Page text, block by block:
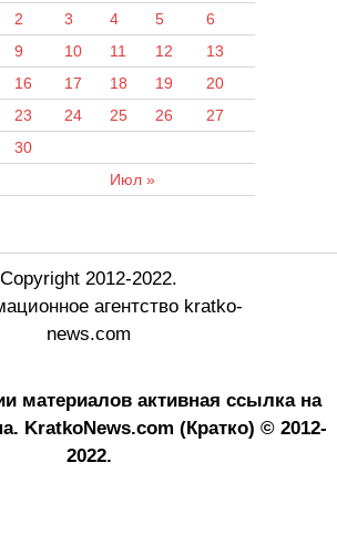
Июл »
2 3 4 5
6
9 10 11 12
13
16 17 18 19
20
23 24 25 26
27
30
Copyright 2012-2022.
агентство kratko-
news.com
материалов активная ссылка на
KratkoNews.com (Кратко) © 2012-
2022.